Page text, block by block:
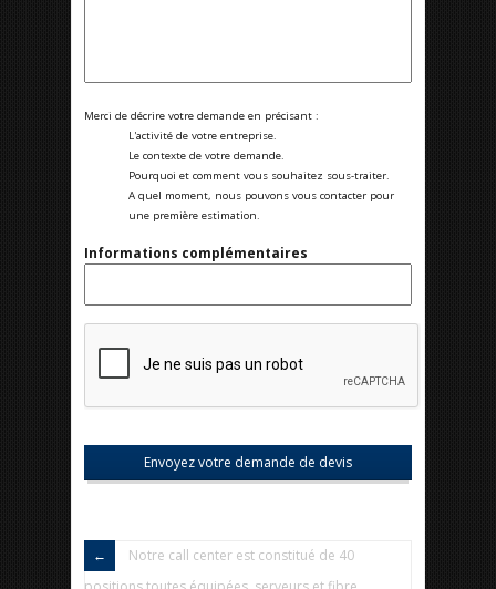
Merci de décrire votre demande en précisant :
L'activité de votre entreprise.
Le contexte de votre demande.
Pourquoi et comment vous souhaitez sous-traiter.
A quel moment, nous pouvons vous contacter pour
une première estimation.
Informations complémentaires
Notre call center est constitué de 40